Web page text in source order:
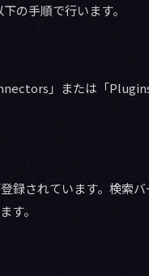
の手順で行います。
」または「
録されています。検索
す。